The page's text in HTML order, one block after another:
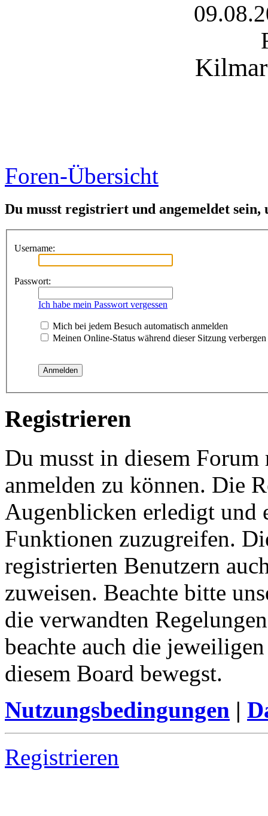
Foren-Übersicht
Du musst registriert und angemeldet sein,
Username:
Passwort:
Ich habe mein Passwort vergessen
Mich bei jedem Besuch automatisch anmelden
Meinen Online-Status während dieser Sitzung verbergen
Registrieren
Du musst in diesem
anmelden zu können. Die
Augenblicken erledigt und
Funktionen zuzugreifen.
registrierten Benutzern
zuweisen. Beachte bitte
die verwandten
beachte auch die
diesem Board bewegst.
Nutzungsbedingungen |
Registrieren